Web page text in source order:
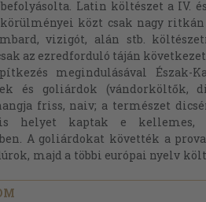
Latin költészet a IV.
közt csak nagy
vizigót, alán stb.
az ezredforduló táján
megindulásával Észak-
és goliárdok (vándorköltők,
friss, naiv; a természet
helyet kaptak e kellemes,
A goliárdokat követték a
majd a többi európai nyelv